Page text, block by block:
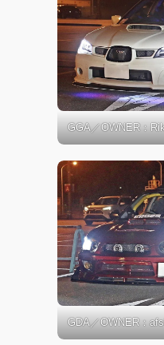
GGA／OWNER：
GDA／OWNER：